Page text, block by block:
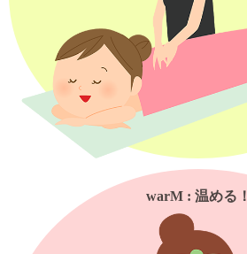
warM : 温める！